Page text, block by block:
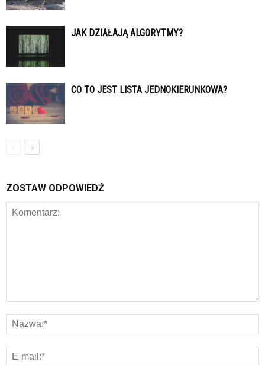
JAK DZIAŁAJĄ ALGORYTMY?
CO TO JEST LISTA JEDNOKIERUNKOWA?
ZOSTAW ODPOWIEDŹ